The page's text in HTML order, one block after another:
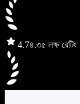
4.7৪.৩৫ লক্ষ রেটিং